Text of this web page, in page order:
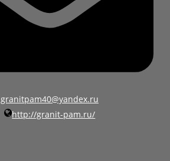
granitpam40@yandex.ru
http://granit-pam.ru/